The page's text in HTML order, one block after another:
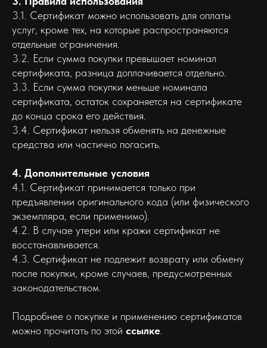
3.1. Сертификат можно использовать для оплаты
услуг, кроме тех, на которые распространяются
отдельные ограничения.
3.2. Если сумма покупки превышает номинал
сертификата, разница доплачивается отдельно.
3.3. Если сумма покупки меньше номинала
сертификата, остаток сохраняется на сертификате
до конца срока его действия.
3.4. Сертификат нельзя обменять на денежные
средства или частично погасить.
4. Дополнительные условия
4.1. Сертификат принимается только при
предъявлении оригинального кода (или физического
экземпляра, если применимо).
4.2. В случае утери или кражи сертификат не
восстанавливается.
4.3. Сертификат не подлежит возврату или обмену
после покупки, кроме случаев, предусмотренных
законодательством.
Подробнее о покупке и применению сертификатов
можно прочитать по этой ссылке